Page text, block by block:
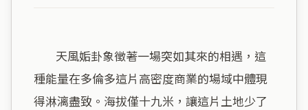
種能量在多倫多這片高密度商業的場域中體現
得淋漓盡致。海拔僅十九米，讓這片土地少了